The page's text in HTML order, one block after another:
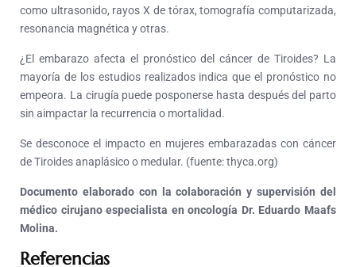
como ultrasonido, rayos X de tórax, tomografía computarizada,
resonancia magnética y otras.
¿El embarazo afecta el pronóstico del cáncer de Tiroides? La
mayoría de los estudios realizados indica que el pronóstico no
empeora. La cirugía puede posponerse hasta después del parto
sin aimpactar la recurrencia o mortalidad.
Se desconoce el impacto en mujeres embarazadas con cáncer
de Tiroides anaplásico o medular. (fuente: thyca.org)
Documento elaborado con la colaboración y supervisión del
médico cirujano especialista en oncología Dr. Eduardo Maafs
Molina.
Referencias